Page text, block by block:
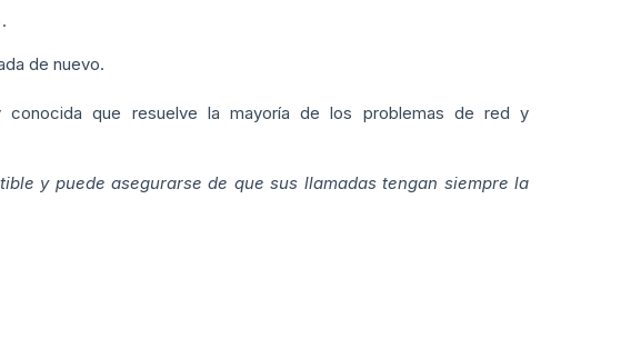
de nuevo.
conocida que resuelve la mayoría de los problemas de red y
y puede asegurarse de que sus llamadas tengan siempre la